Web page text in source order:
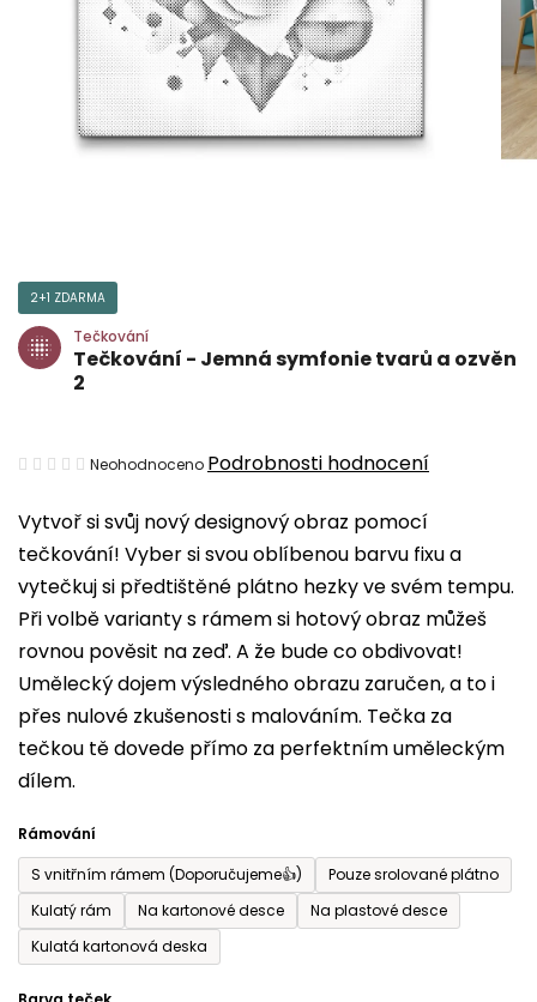
Vytvoř si svůj nový designový obraz pomocí
tečkování! Vyber si svou oblíbenou barvu fixu a
vytečkuj si předtištěné plátno hezky ve svém tempu.
Při volbě varianty s rámem si hotový obraz můžeš
rovnou pověsit na zeď. A že bude co obdivovat!
Umělecký dojem výsledného obrazu zaručen, a to i
přes nulové zkušenosti s malováním. Tečka za
tečkou tě dovede přímo za perfektním uměleckým
dílem.
Rámování
S vnitřním rámem (Doporučujeme👍)
Pouze srolované plátno
Kulatý rám
Na kartonové desce
Na plastové desce
Kulatá kartonová deska
2+1 ZDARMA
Tečkování
Tečkování - Jemná symfonie tvarů a ozvěn
2
Průměrné
produktu
je
0,0
z
5
hvězdiček.
Neohodnoceno Podrobnosti hodnocení